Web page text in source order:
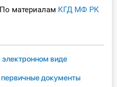
По материалам КГД МФ РК
электронном виде
первичные документы